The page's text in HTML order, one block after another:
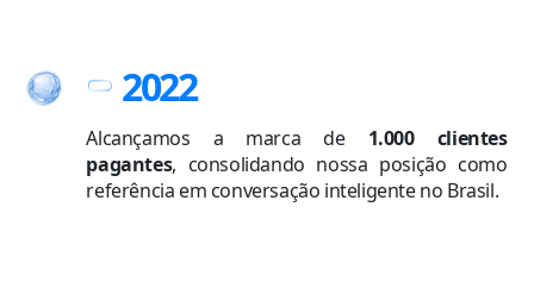
2022
Alcançamos a marca de 1.000 clientes
pagantes, consolidando nossa posição como
referência em conversação inteligente no Brasil.